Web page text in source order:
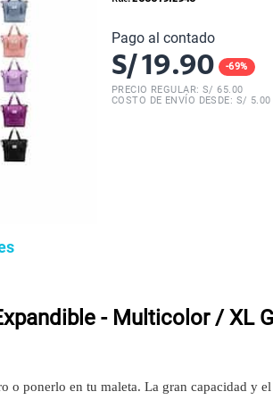
Pago al contado
S/19.90 -69%
PRECIO REGULAR: S/65.00
COSTO DE ENVÍO DESDE: S/ 5.00
- Multicolor / XL
o ponerlo en tu maleta. La gran capacidad